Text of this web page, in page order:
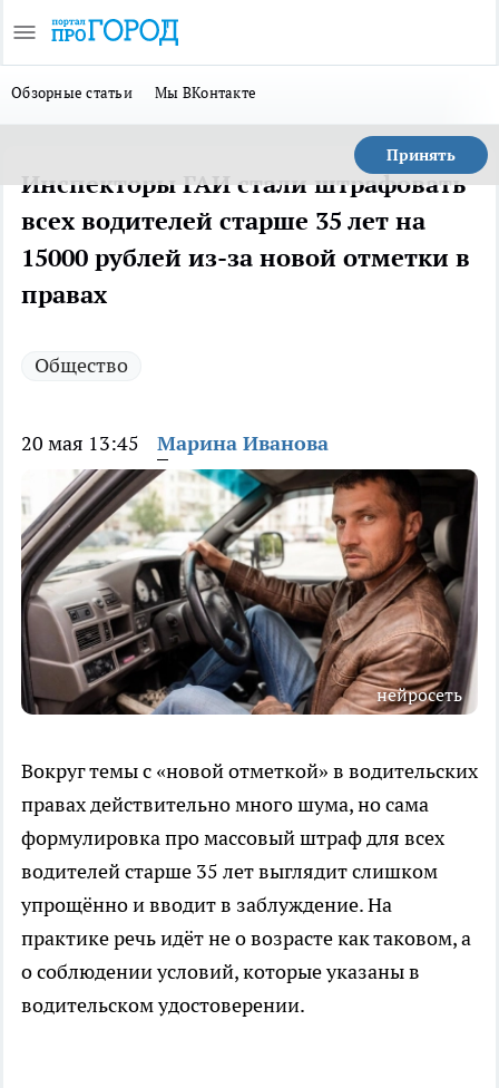
Обзорные статьи Мы ВКонтакте
Принять
Инспекторы ГАИ стали штрафовать
всех водителей старше 35 лет на
15000 рублей из-за новой отметки в
правах
Общество
20 мая 13:45 Марина Иванова
нейросеть
Вокруг темы с «новой отметкой» в водительских
правах действительно много шума, но сама
формулировка про массовый штраф для всех
водителей старше 35 лет выглядит слишком
упрощённо и вводит в заблуждение. На
практике речь идёт не о возрасте как таковом, а
о соблюдении условий, которые указаны в
водительском удостоверении.